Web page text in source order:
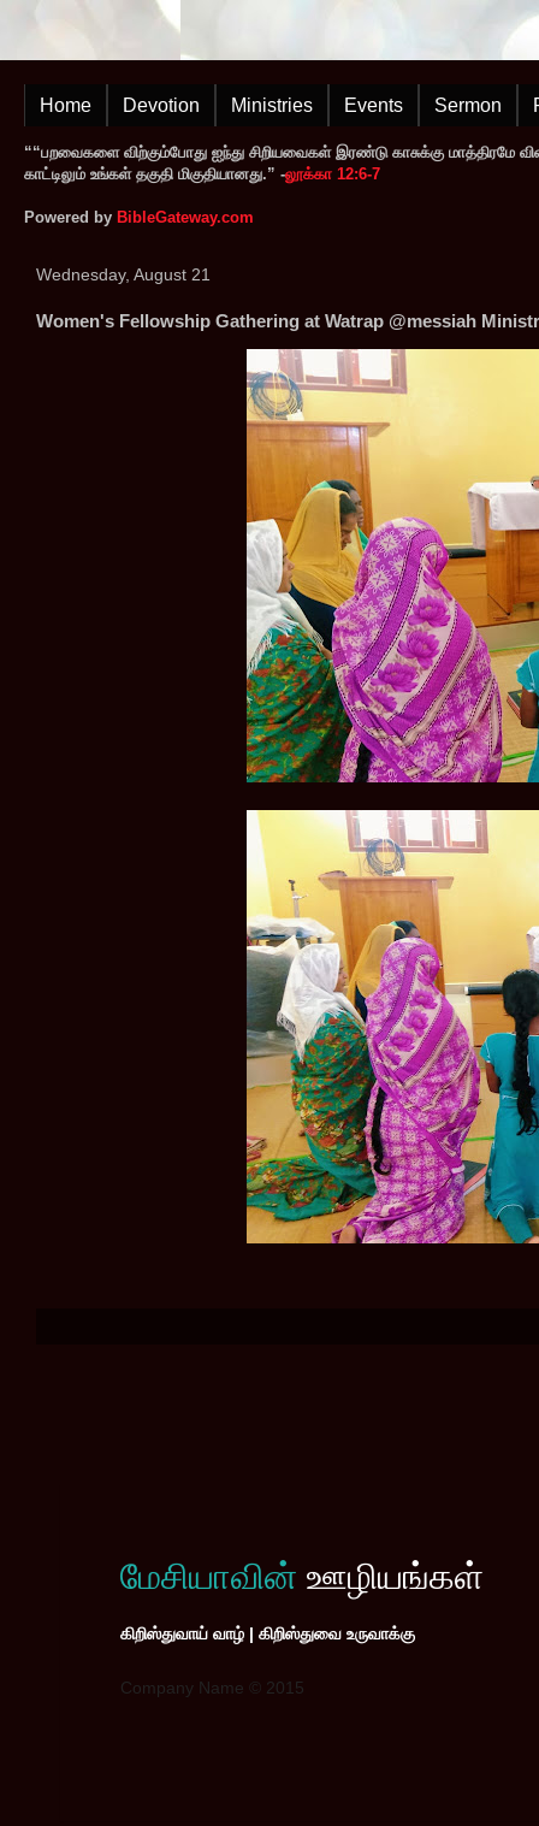
Home Devotion Ministries Events Sermon
““பறவைகளை விற்கும்போது ஐந்து சிறியவைகள் இரண்டு காசுக்கு
காட்டிலும் உங்கள் தகுதி மிகுதியானது.” -லூக்கா 12:6-7
Powered by BibleGateway.com
Wednesday, August 21
Women's Fellowship Gathering at Watrap @messiah
மேசியாவின் ஊழியங்கள்
கிறிஸ்துவாய் வாழ் | கிறிஸ்துவை உருவாக்கு
Company Name © 2015